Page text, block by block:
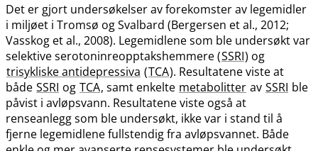
Det er gjort undersøkelser av forekomster av legemidler
i miljøet i Tromsø og Svalbard (Bergersen et al., 2012;
Vasskog et al., 2008). Legemidlene som ble undersøkt var
selektive serotoninreopptakshemmere (SSRI) og
trisykliske antidepressiva (TCA). Resultatene viste at
både SSRI og TCA, samt enkelte metabolitter av SSRI ble
påvist i avløpsvann. Resultatene viste også at
renseanlegg som ble undersøkt, ikke var i stand til å
fjerne legemidlene fullstendig fra avløpsvannet. Både